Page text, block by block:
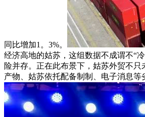
同比增加1。3%。
经济高地的姑苏，这组数据不成谓不“
险并存。正在此布景下，姑苏外贸不
产物、姑苏依托配备制制、电子消息等